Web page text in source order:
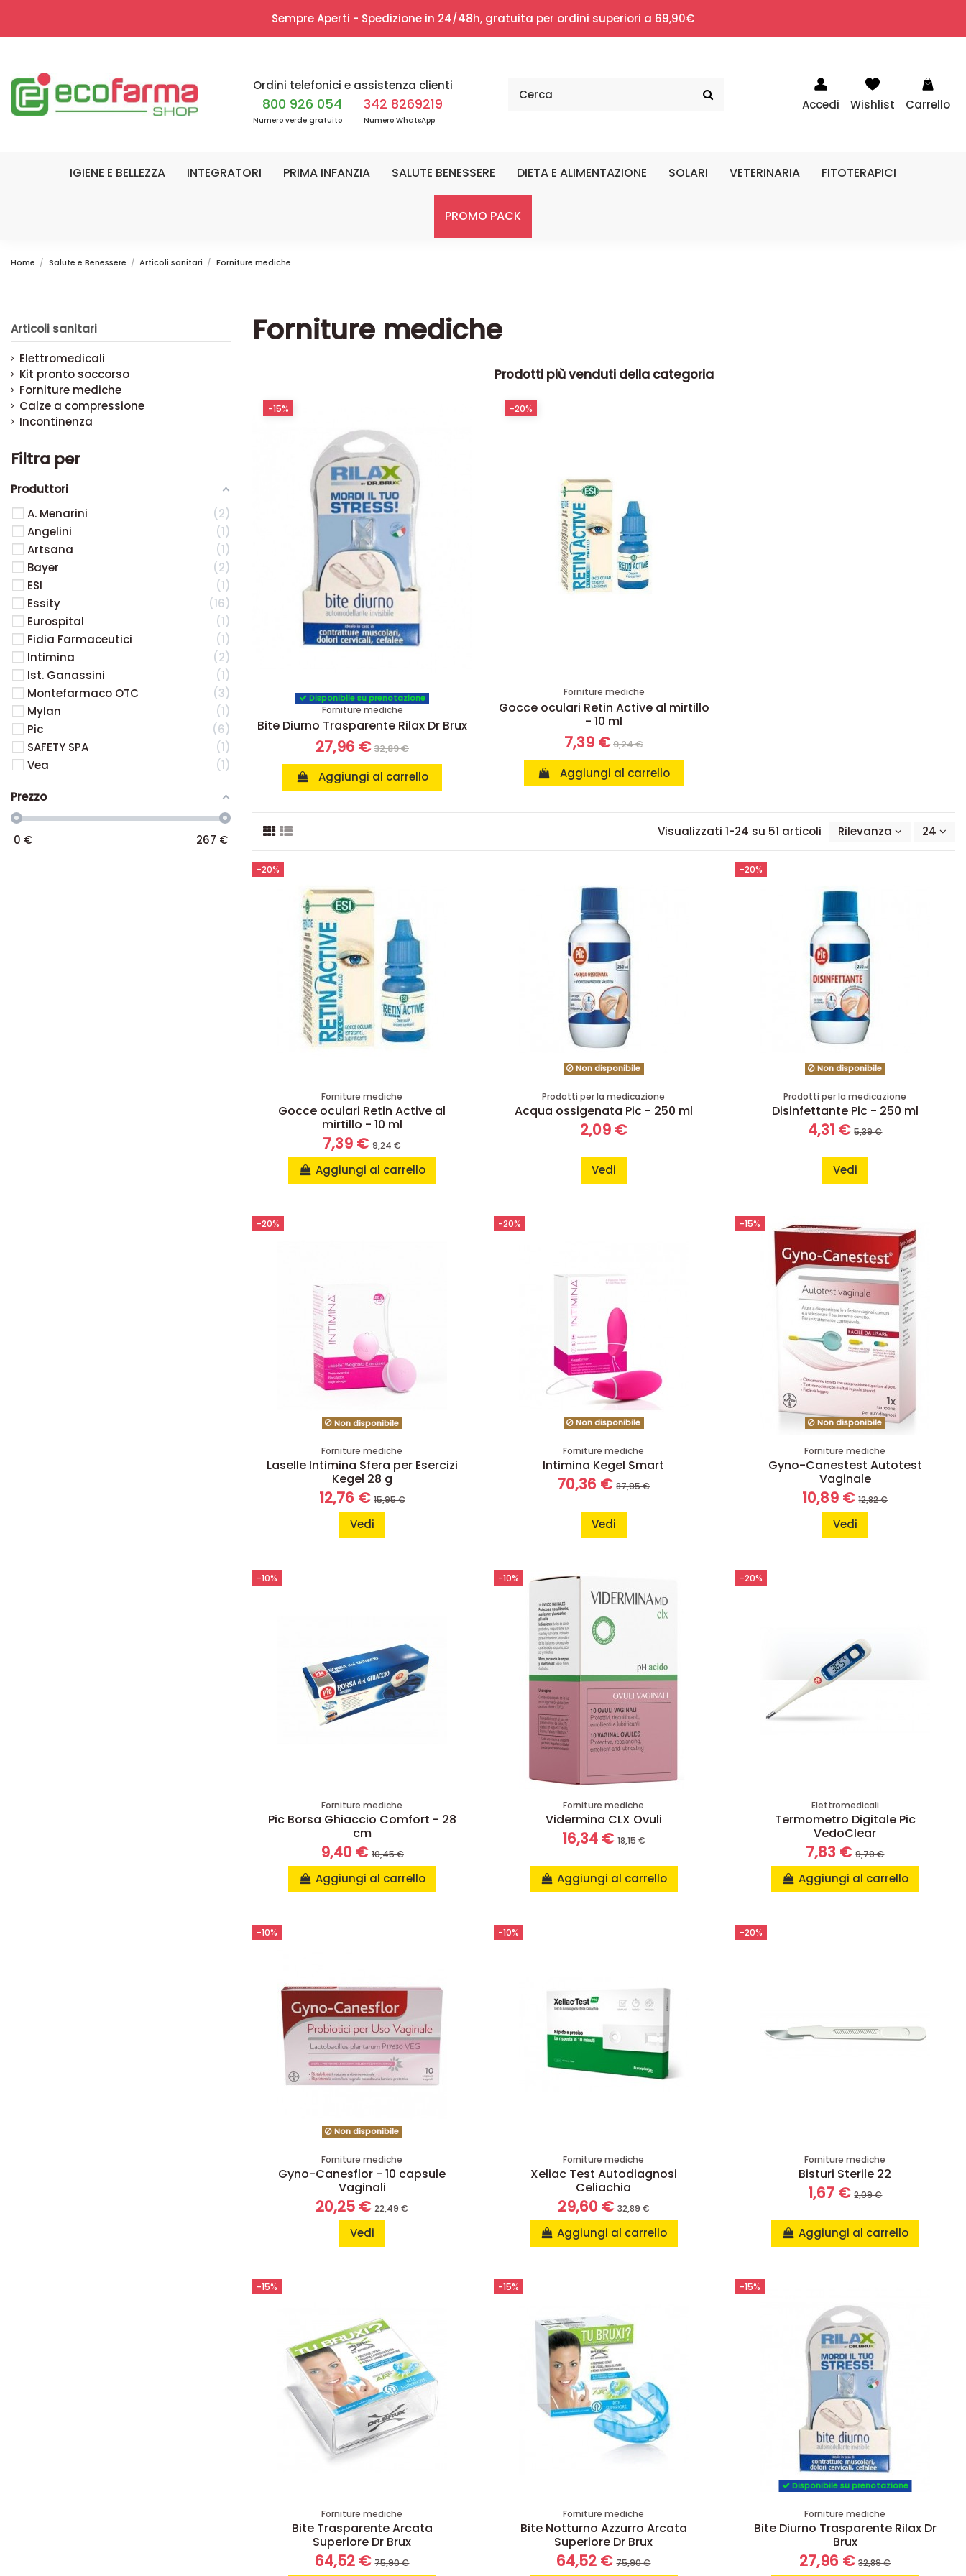
Sempre Aperti - Spedizione in 24/48h, gratuita per ordini superiori a 69,90€
Ordini telefonici e assistenza clienti
800 926 054
Numero verde gratuito
342 8269219
Numero WhatsApp
Accedi Wishlist Carrello
IGIENE E BELLEZZA INTEGRATORI PRIMA INFANZIA SALUTE BENESSERE DIETA E ALIMENTAZIONE SOLARI VETERINARIA FITOTERAPICI
PROMO PACK
Home Salute e Benessere Articoli sanitari Forniture mediche
Forniture mediche
Prodotti più venduti della categoria
Disponibile su prenotazione
Forniture mediche
Bite Diurno Trasparente Rilax Dr Brux
27,96 € 32,89 €
Aggiungi al carrello
-15%
Forniture mediche
Gocce oculari Retin Active al mirtillo
- 10 ml
7,39 € 9,24 €
Aggiungi al carrello
-20%
Visualizzati 1-24 su 51 articoli Rilevanza 24
-20%
Forniture mediche
Gocce oculari Retin Active al
mirtillo - 10 ml
7,39 €9,24 €
Aggiungi al carrello
Non disponibile
Prodotti per la medicazione
Acqua ossigenata Pic - 250 ml
2,09 €
Vedi
-20%
Non disponibile
Prodotti per la medicazione
Disinfettante Pic - 250 ml
4,31 €5,39 €
Vedi
-20%
Non disponibile
Forniture mediche
Laselle Intimina Sfera per Esercizi
Kegel 28 g
12,76 € 15,95 €
Vedi
-20%
Non disponibile
Forniture mediche
Intimina Kegel Smart
70,36 €87,95 €
Vedi
-15%
Non disponibile
Forniture mediche
Gyno-Canestest Autotest
Vaginale
10,89 €12,82 €
Vedi
-10%
Forniture mediche
Pic Borsa Ghiaccio Comfort - 28
cm
9,40 € 10,45 €
Aggiungi al carrello
-10%
Forniture mediche
Vidermina CLX Ovuli
16,34 € 18,15 €
Aggiungi al carrello
-20%
Elettromedicali
Termometro Digitale Pic
VedoClear
7,83 €9,79 €
Aggiungi al carrello
-10%
Non disponibile
Forniture mediche
Gyno-Canesflor - 10 capsule
Vaginali
20,25 €22,49 €
Vedi
-10%
Forniture mediche
Xeliac Test Autodiagnosi
Celiachia
29,60 € 32,89 €
Aggiungi al carrello
-20%
Forniture mediche
Bisturi Sterile 22
1,67 €2,09 €
Aggiungi al carrello
-15%
Forniture mediche
Bite Trasparente Arcata
Superiore Dr Brux
64,52 €75,90 €
-15%
Forniture mediche
Bite Notturno Azzurro Arcata
Superiore Dr Brux
64,52 €75,90 €
-15%
Disponibile su prenotazione
Forniture mediche
Bite Diurno Trasparente Rilax Dr
Brux
27,96 €32,89 €
Articoli sanitari
Elettromedicali
Kit pronto soccorso
Forniture mediche
Calze a compressione
Incontinenza
Filtra per
Produttori
A. Menarini
2
Angelini
1
Artsana
1
Bayer
2
ESI
1
Essity
16
Eurospital
1
Fidia Farmaceutici
1
Intimina
2
Ist. Ganassini
1
Montefarmaco OTC
3
Mylan
1
Pic
6
SAFETY SPA
1
Vea
1
Prezzo
0 € 267 €